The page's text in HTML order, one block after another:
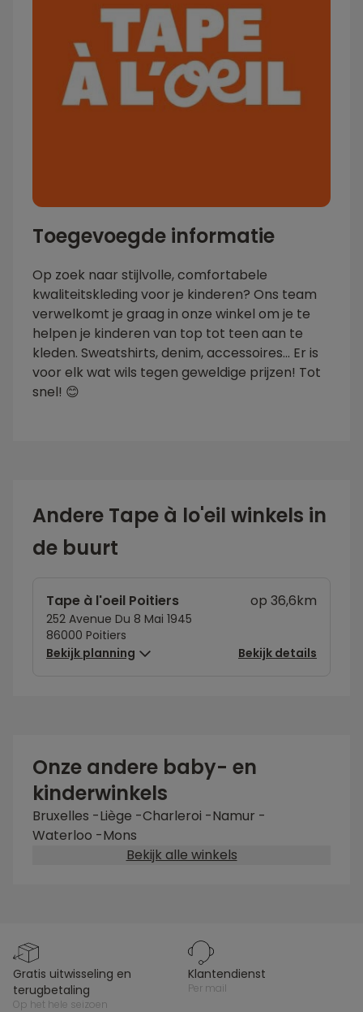
Toegevoegde informatie
Op zoek naar stijlvolle, comfortabele
kwaliteitskleding voor je kinderen? Ons team
verwelkomt je graag in onze winkel om je te
helpen je kinderen van top tot teen aan te
kleden. Sweatshirts, denim, accessoires... Er is
voor elk wat wils tegen geweldige prijzen! Tot
snel! 😊
Andere Tape à lo'eil winkels in
de buurt
Tape à l'oeil Poitiers
252 Avenue Du 8 Mai 1945
86000 Poitiers
op 36,6km
Bekijk planning Bekijk details
Onze andere baby- en
kinderwinkels
Bruxelles -Liège -Charleroi -Namur -
Waterloo -Mons
Bekijk alle winkels
gratis uitwisseling en
terugbetaling
op het hele seizoen
klantendienst
per mail